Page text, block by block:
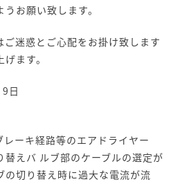
お願い致します。
迷惑とご心配をお掛け致します
ます。
日
ーキ経路等のエアドライヤー
替えバ ルブ部のケーブルの選定が
の切り替え時に過大な電流が流